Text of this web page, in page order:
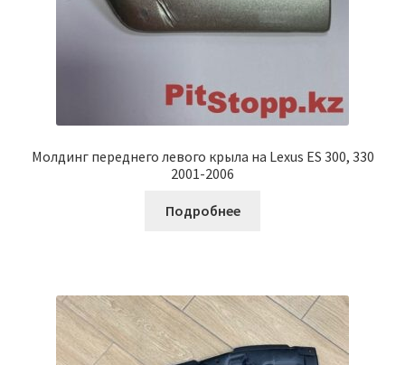
Молдинг переднего левого крыла на Lexus ES 300, 330
2001-2006
Подробнее